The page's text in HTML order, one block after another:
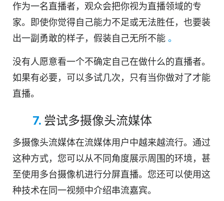
作为一名直播者，观众会把你视为直播领域的专
家。即使你觉得自己能力不足或无法胜任，也要装
出一副勇敢的样子，假装自己无所不能 。
没有人愿意看一个不确定自己在做什么的直播者。
如果有必要，可以多试几次，只有当你做对了才能
直播。
7. 尝试多摄像头流媒体
多摄像头流媒体在流媒体用户中越来越流行。通过
这种方式，您可以从不同角度展示周围的环境，甚
至使用多台摄像机进行分屏直播。您还可以使用这
种技术在同一视频中介绍串流嘉宾。